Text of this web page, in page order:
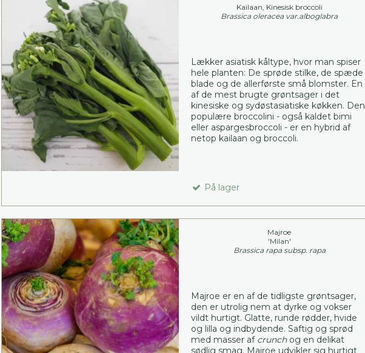
Kailaan, Kinesisk broccoli
Brassica oleracea var.alboglabra
Lækker asiatisk kåltype, hvor man spiser
hele planten: De sprøde stilke, de spæde
blade og de allerførste små blomster. En
af de mest brugte grøntsager i det
kinesiske og sydøstasiatiske køkken. Den
populære broccolini - også kaldet bimi
eller aspargesbroccoli - er en hybrid af
netop kailaan og broccoli.
På lager
Majroe
'Milan'
Brassica rapa subsp. rapa
Majroe er en af de tidligste grøntsager,
den er utrolig nem at dyrke og vokser
vildt hurtigt. Glatte, runde rødder, hvide
og lilla og indbydende. Saftig og sprød
med masser af crunchog en delikat
sødlig smag. Majroe udvikler sig hurtigt